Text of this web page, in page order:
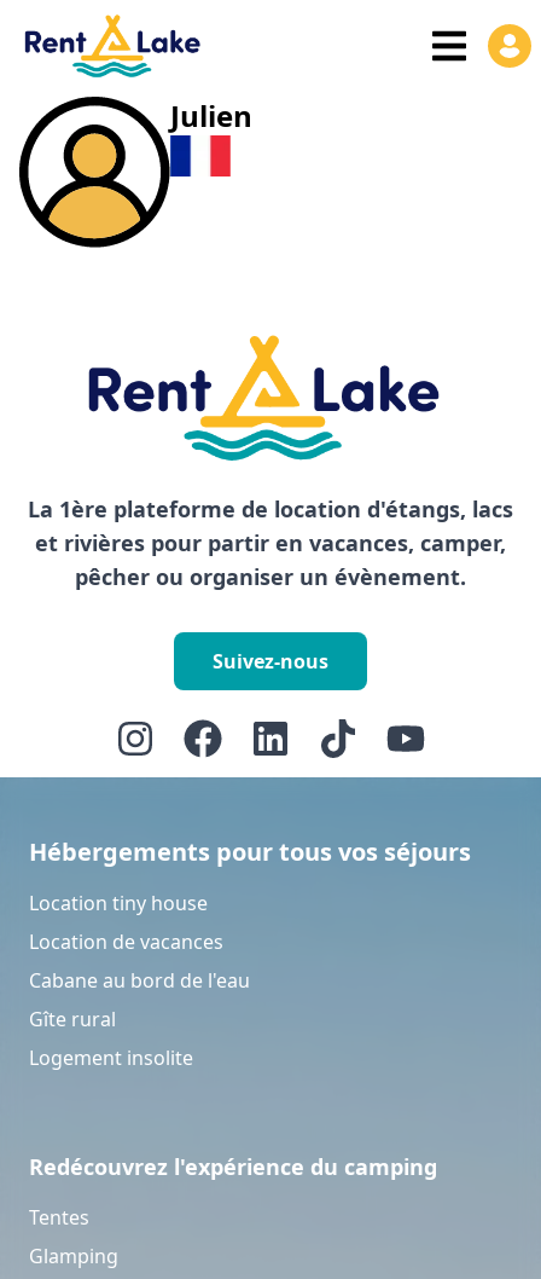
Julien
La 1ère plateforme de location d'étangs, lacs
et rivières pour partir en vacances, camper,
pêcher ou organiser un évènement.
Suivez-nous
Hébergements pour tous vos séjours
Location tiny house
Location de vacances
Cabane au bord de l'eau
Gîte rural
Logement insolite
Redécouvrez l'expérience du camping
Tentes
Glamping